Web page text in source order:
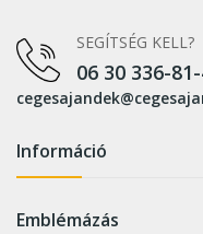
SEGÍTSÉG KELL?
06 30 336-
Információ
Emblémázás